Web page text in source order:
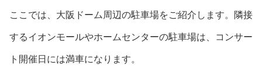
ここでは、大阪ドーム周辺の駐車場をご紹介します。隣接
するイオンモールやホームセンターの駐車場は、コンサー
ト開催日には満車になります。